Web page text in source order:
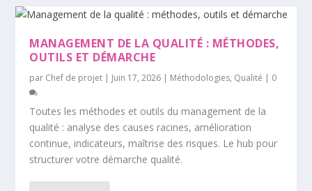
MANAGEMENT DE LA QUALITÉ : MÉTHODES,
OUTILS ET DÉMARCHE
par Chef de projet | Juin 17, 2026 | Méthodologies, Qualité | 0
Toutes les méthodes et outils du management de la
qualité : analyse des causes racines, amélioration
continue, indicateurs, maîtrise des risques. Le hub pour
structurer votre démarche qualité.